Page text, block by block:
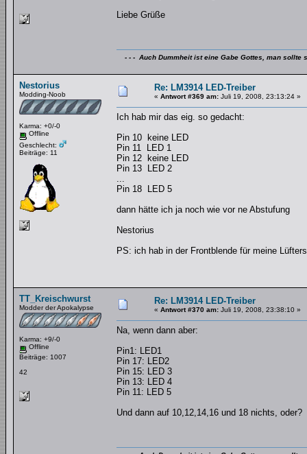
Liebe Grüße
- - - Auch Dummheit ist eine Gabe Gottes, man sollte
Nestorius
Modding-Noob
Karma: +0/-0
Offline
Geschlecht:
Beiträge: 11
Re: LM3914 LED-Treiber
« Antwort #369 am: Juli 19, 2008, 23:13:24 »
Ich hab mir das eig. so gedacht:
Pin 10 keine LED
Pin 11 LED 1
Pin 12 keine LED
Pin 13 LED 2
...
Pin 18 LED 5
dann hätte ich ja noch wie vor ne Abstufung
Nestorius
PS: ich hab in der Frontblende für meine
TT_Kreischwurst
Modder der Apokalypse
Karma: +9/-0
Offline
Beiträge: 1007
42
Re: LM3914 LED-Treiber
« Antwort #370 am: Juli 19, 2008, 23:38:10 »
Na, wenn dann aber:
Pin1: LED1
Pin 17: LED2
Pin 15: LED 3
Pin 13: LED 4
Pin 11: LED 5
Und dann auf 10,12,14,16 und 18 nichts, oder?